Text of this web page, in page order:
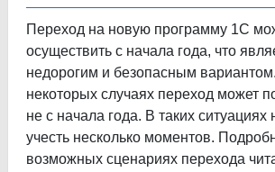
Переход на новую программу 1С
осуществить с начала года, что
недорогим и безопасным
некоторых случаях переход может
не с начала года. В таких ситуациях
учесть несколько моментов.
возможных сценариях перехода